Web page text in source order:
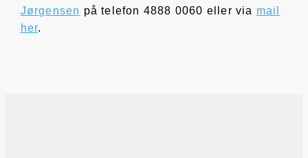
Jørgensen på telefon 4888 0060 eller via mail
her.